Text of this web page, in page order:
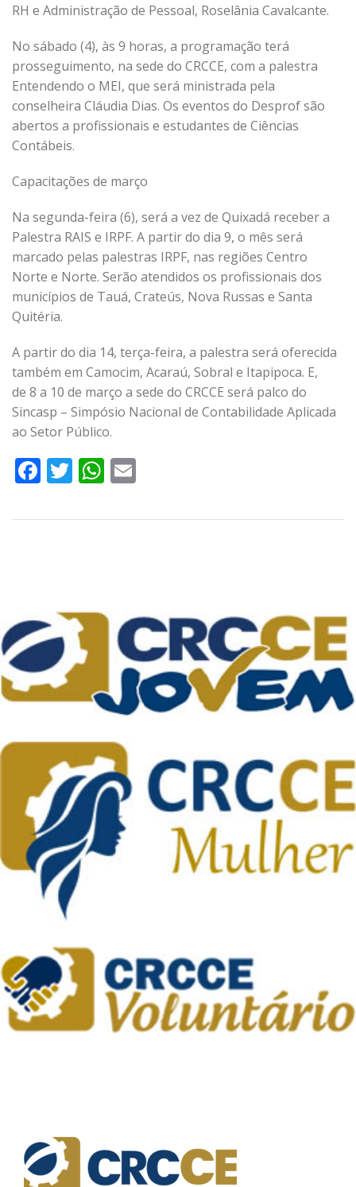
RH e Administração de Pessoal, Roselânia Cavalcante.
No sábado (4), às 9 horas, a programação terá
prosseguimento, na sede do CRCCE, com a palestra
Entendendo o MEI, que será ministrada pela
conselheira Cláudia Dias. Os eventos do Desprof são
abertos a profissionais e estudantes de Ciências
Contábeis.
Capacitações de março
Na segunda-feira (6), será a vez de Quixadá receber a
Palestra RAIS e IRPF. A partir do dia 9, o mês será
marcado pelas palestras IRPF, nas regiões Centro
Norte e Norte. Serão atendidos os profissionais dos
municípios de Tauá, Crateús, Nova Russas e Santa
Quitéria.
A partir do dia 14, terça-feira, a palestra será oferecida
também em Camocim, Acaraú, Sobral e Itapipoca. E,
de 8 a 10 de março a sede do CRCCE será palco do
Sincasp – Simpósio Nacional de Contabilidade Aplicada
ao Setor Público.
Facebook
TwitterWhatsApp